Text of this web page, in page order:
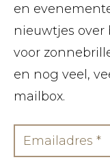
en
nieuwtjes over
voor
en nog veel,
mailbox.